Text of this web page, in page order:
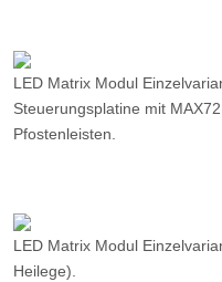
LED Matrix Modul
Steuerungsplatine mit
Pfostenleisten.
LED Matrix Modul
Heilege).